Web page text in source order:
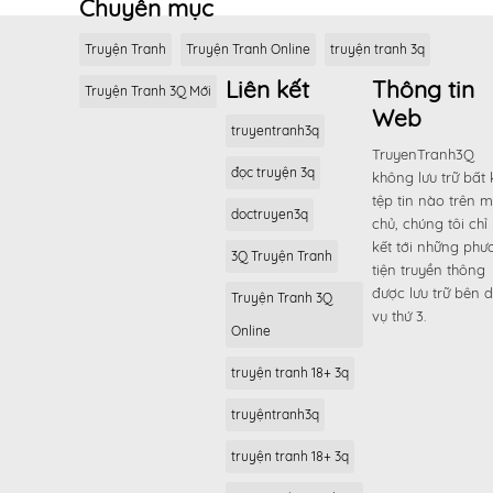
Chuyên mục
Truyện Tranh Truyện Tranh Online truyện tranh 3q
Truyện Tranh 3Q Mới Liên kết
truyentranh3q
đọc truyện 3q
doctruyen3q
3Q Truyện Tranh
Truyện Tranh 3Q
Online
truyện tranh 18+ 3q
truyệntranh3q
truyện tranh 18+ 3q
Thông tin
Web
TruyenTranh3Q
không lưu trữ bất
tệp tin nào trên
chủ, chúng tôi chỉ
kết tới những
tiện truyền thông
được lưu trữ bên
vụ thứ 3.